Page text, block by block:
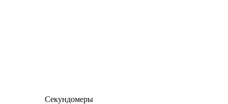
Секундомеры